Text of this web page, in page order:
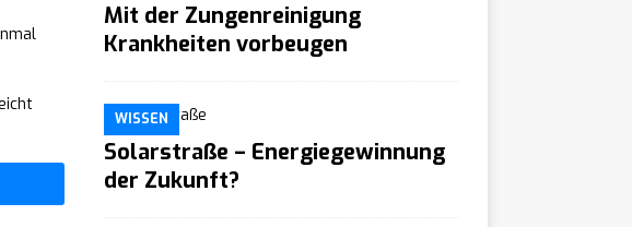
Mit der Zungenreinigung
Krankheiten vorbeugen
WISSEN
Solarstraße – Energiegewinnung
der Zukunft?